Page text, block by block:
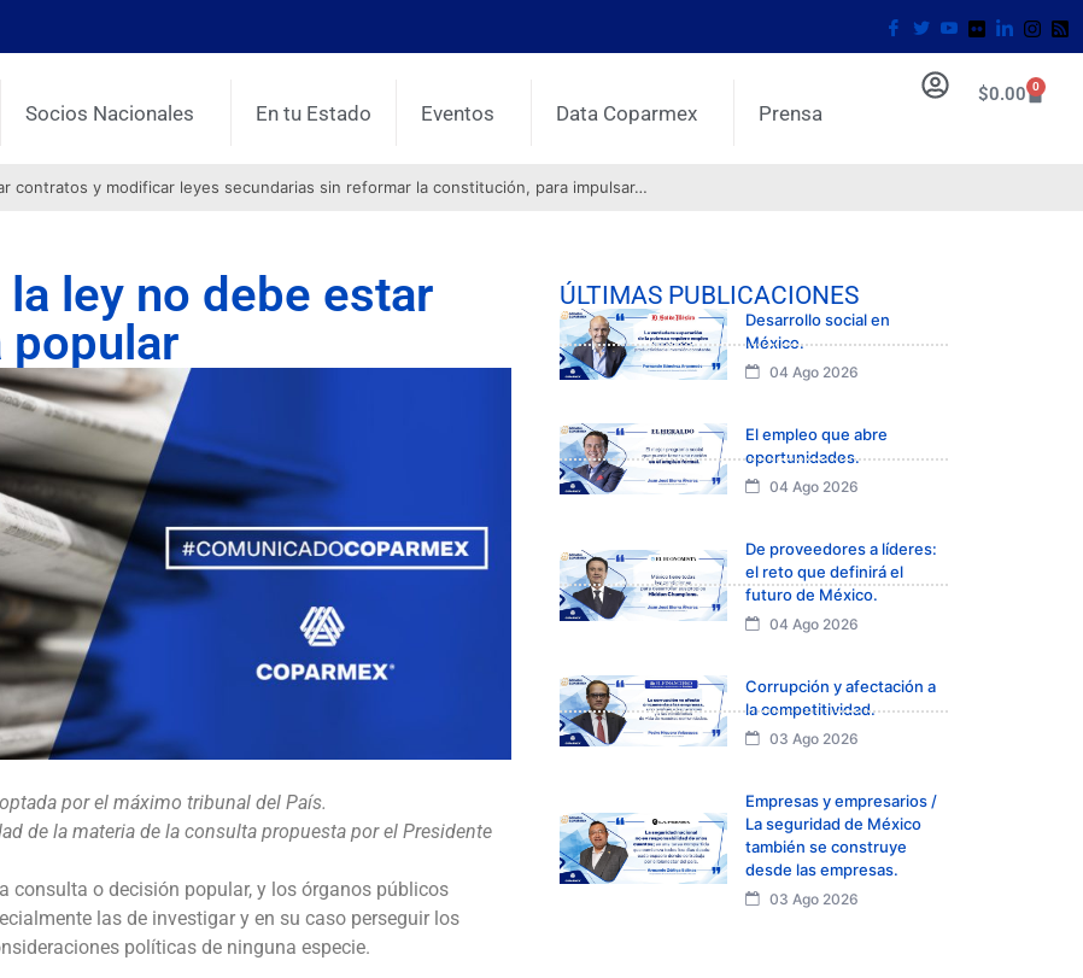
Socios Nacionales En tu Estado Eventos Data Coparmex Prensa
$0.00 0
contratos y modificar leyes secundarias sin reformar la constitución, para impulsar…
ley no debe estar
popular
por el máximo tribunal del País.
de la materia de la consulta propuesta por el Presidente
consulta o decisión popular, y los órganos públicos
las de investigar y en su caso perseguir los
políticas de ninguna especie.
ÚLTIMAS PUBLICACIONES
Desarrollo social en
México.
04 Ago 2026
El empleo que abre
oportunidades.
04 Ago 2026
De proveedores a líderes:
el reto que definirá el
futuro de México.
04 Ago 2026
Corrupción y afectación a
la competitividad.
03 Ago 2026
Empresas y empresarios /
La seguridad de México
también se construye
desde las empresas.
03 Ago 2026